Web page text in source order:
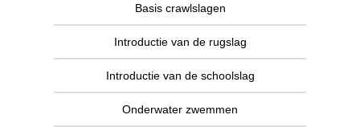
Basis crawlslagen
Introductie van de rugslag
Introductie van de schoolslag
Onderwater zwemmen